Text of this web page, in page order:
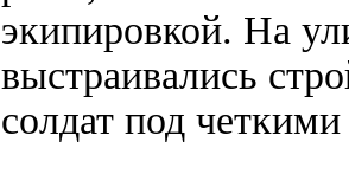
экипировкой. На
выстраивались
солдат под